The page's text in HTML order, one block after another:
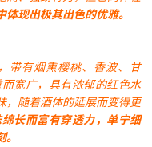
现出极其出色的优雅。
带有烟熏樱桃、香波、甘
宽广，具有浓郁的红色水
，随着酒体的延展而变得更
长而富有穿透力，单宁细